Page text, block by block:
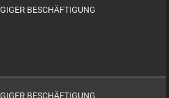
BESCHÄFTIGUNG
BESCHÄFTIGUNG